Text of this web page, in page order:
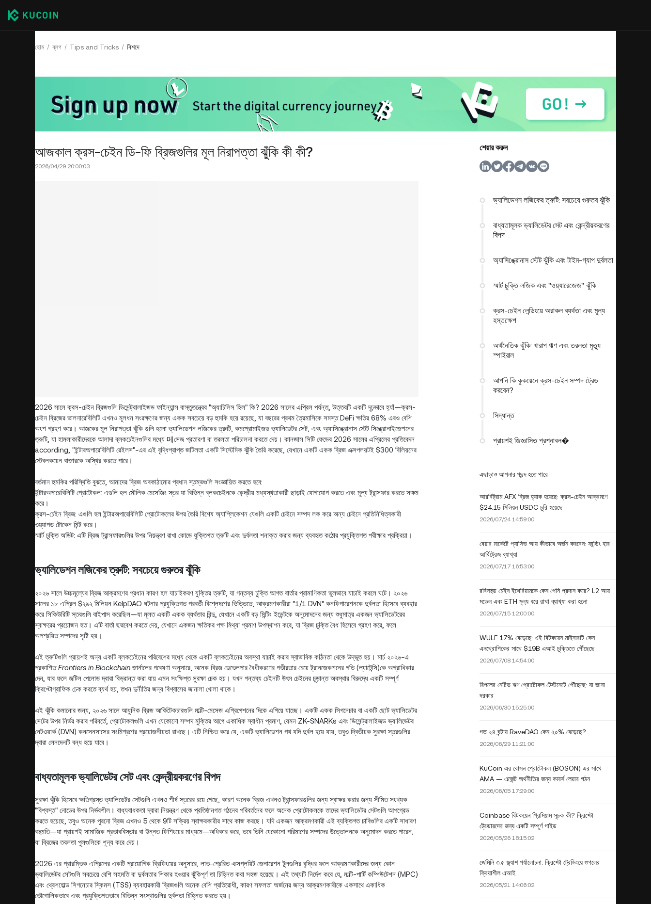
হোম ব্লগ Tips and Tricks বিশদে
আজকাল ক্রস-চেইন ডি-ফি ব্রিজগুলির মূল নিরাপত্তা ঝুঁকি কী কী?
2026/04/29 20:00:03
2026 সালে ক্রস-চেইন ব্রিজগুলি ডিসেন্ট্রালাইজড ফাইন্যান্স বাস্তুতন্ত্রের "অ্যাচিলিস হিল" কি? 2026 সালের এপ্রিল পর্যন্ত, উত্তরটি একটি দৃঢ়ভাবে হ্যাঁ—ক্রস-
চেইন ব্রিজের ভালনারেবিলিটি এখনও মূলধন সংরক্ষণের জন্য একক সবচেয়ে বড় হুমকি হয়ে রয়েছে, যা বছরের প্রথম ত্রৈমাসিকে সমস্ত DeFi ক্ষতির 68% এরও বেশি
অংশ গ্রহণ করে। আজকের মূল নিরাপত্তা ঝুঁকি গুলি হলো ভ্যালিডেশন লজিকের ত্রুটি, কমপ্রোমাইজড ভ্যালিডেটর সেট, এবং অ্যাসিঙ্ক্রোনাস স্টেট সিঙ্ক্রোনাইজেশনের
ত্রুটি, যা হামলাকারীদেরকে আলাদা ব্লকচেইনগুলির মধ্যে 메সেজ প্রতারণা বা তরলতা পরিচালনা করতে দেয়। কানজাস সিটি ফেডের 2026 সালের এপ্রিলের প্রতিবেদন
according, "ইন্টারঅপারেবিলিটি রেইলস"-এর এই বৃদ্ধিপ্রাপ্ত জটিলতা একটি সিস্টেমিক ঝুঁকি তৈরি করেছে, যেখানে একটি একক ব্রিজ এক্সপলয়টই $300 বিলিয়নের
স্টেবলকয়েন বাজারকে অস্থির করতে পারে।
বর্তমান হুমকির পরিস্থিতি বুঝতে, আমাদের ব্রিজ অবকাঠামোর প্রধান স্তম্ভগুলি সংজ্ঞায়িত করতে হবে:
ইন্টারঅপারেবিলিটি প্রোটোকল: এগুলি হল মৌলিক মেসেজিং স্তর যা বিভিন্ন ব্লকচেইনকে কেন্দ্রীয় মধ্যস্থতাকারী ছাড়াই যোগাযোগ করতে এবং মূল্য ট্রান্সফার করতে সক্ষম
করে।
ক্রস-চেইন ব্রিজ: এগুলি হল ইন্টারঅপারেবিলিটি প্রোটোকলের উপর তৈরি বিশেষ অ্যাপ্লিকেশন যেগুলি একটি চেইনে সম্পদ লক করে অন্য চেইনে প্রতিনিধিত্বকারী
ওয়্যাপড টোকেন মিন্ট করে।
স্মার্ট চুক্তি অডিট: এটি ব্রিজ ট্রান্সফারগুলির উপর নিয়ন্ত্রণ রাখা কোডে যুক্তিগত ত্রুটি এবং দুর্বলতা শনাক্ত করার জন্য ব্যবহৃত কঠোর প্রযুক্তিগত পরীক্ষার প্রক্রিয়া।
ভ্যালিডেশন লজিকের ত্রুটি: সবচেয়ে গুরুতর ঝুঁকি
২০২৬ সালে উচ্চমূল্যের ব্রিজ আক্রমণের প্রধান কারণ হল যাচাইকরণ যুক্তির ত্রুটি, যা গন্তব্য চুক্তি আগত বার্তার প্রামাণিকতা ভুলভাবে যাচাই করলে ঘটে। ২০২৬
সালের ১৮ এপ্রিল $২৯২ মিলিয়ন KelpDAO ঘটনার প্রযুক্তিগত পরবর্তী বিশ্লেষণের ভিত্তিতে, আক্রমণকারীরা "1/1 DVN" কনফিগারেশনকে দুর্বলতা হিসেবে ব্যবহার
করে সিকিউরিটি স্তরগুলি বাইপাস করেছিল—যা মূলত একটি একক ব্যর্থতার বিন্দু, যেখানে একটি বড় মিন্টিং ইভেন্টকে অনুমোদনের জন্য শুধুমাত্র একজন ভ্যালিডেটরের
স্বাক্ষরের প্রয়োজন হত। এটি বার্তা ছদ্মবেশ করতে দেয়, যেখানে একজন ক্ষতিকর পক্ষ মিথ্যা প্রমাণ উপস্থাপন করে, যা ব্রিজ চুক্তি বৈধ হিসেবে গ্রহণ করে, ফলে
অপশ্রয়িত সম্পদের সৃষ্টি হয়।
এই ত্রুটিগুলি প্রায়শই অন্য একটি ব্লকচেইনের পরিবেশের মধ্যে থেকে একটি ব্লকচেইনের অবস্থা যাচাই করার স্বাভাবিক কঠিনতা থেকে উদ্ভূত হয়। মার্চ ২০২৬-এ
প্রকাশিতFrontiers in Blockchain জার্নালের গবেষণা অনুসারে, অনেক ব্রিজ ডেভেলপার বৈধীকরণের গভীরতার চেয়ে ট্রানজেকশনের গতি (ল্যাটেন্সি)কে অগ্রাধিকার
দেন, যার ফলে জটিল পেলোড দ্বারা বিভ্রান্ত করা যায় এমন সংক্ষিপ্ত সুরক্ষা চেক হয়। যখন গন্তব্য চেইনটি উৎস চেইনের চূড়ান্ত অবস্থার বিরুদ্ধে একটি সম্পূর্ণ
ক্রিপ্টোগ্রাফিক চেক করতে ব্যর্থ হয়, তখন দুর্নীতির জন্য বিশ্বাসের জানালা খোলা থাকে।
এই ঝুঁকি কমানোর জন্য, ২০২৬ সালে আধুনিক ব্রিজ আর্কিটেকচারগুলি মাল্টি-মেসেজ এগ্রিগেশনের দিকে এগিয়ে যাচ্ছে। একটি একক সিগনেচার বা একটি ছোট ভ্যালিডেটর
সেটের উপর নির্ভর করার পরিবর্তে, প্রোটোকলগুলি এখন যেকোনো সম্পদ মুক্তির আগে একাধিক স্বাধীন প্রমাণ, যেমন ZK-SNARKs এবং ডিসেন্ট্রালাইজড ভ্যালিডেটর
নেটওয়ার্ক (DVN) কনসেনসাসের সংমিশ্রণের প্রয়োজনীয়তা রাখছে। এটি নিশ্চিত করে যে, একটি ভ্যালিডেশন পথ যদি দুর্বল হয়ে যায়, তবুও দ্বিতীয়ক সুরক্ষা স্তরগুলির
দ্বারা লেনদেনটি বন্ধ হয়ে যাবে।
বাধ্যতামূলক ভ্যালিডেটর সেট এবং কেন্দ্রীয়করণের বিপদ
সুরক্ষা ঝুঁকি হিসেবে ক্ষতিগ্রস্ত ভ্যালিডেটর সেটগুলি এখনও শীর্ষ স্তরের রয়ে গেছে, কারণ অনেক ব্রিজ এখনও ট্রান্সফারগুলির জন্য স্বাক্ষর করার জন্য সীমিত সংখ্যক
"বিশ্বস্ত" নোডের উপর নির্ভরশীল। বাধ্যবাধকতা দ্বারা নিয়ন্ত্রণ থেকে প্রতিষ্ঠানগত গঠনের পরিবর্তনের ফলে অনেক প্রোটোকলকে তাদের ভ্যালিডেটর সেটগুলি আপগ্রেড
করতে হয়েছে, তবুও অনেক পুরনো ব্রিজ এখনও 5 থেকে 9টি সক্রিয় স্বাক্ষরকারীর সাথে কাজ করছে। যদি একজন আক্রমণকারী এই ব্যক্তিগত চাবিগুলির একটি সাধারণ
বহুমতি—যা প্রায়শই সামাজিক প্রভাববিস্তার বা উন্নত ফিশিংয়ের মাধ্যমে—অধিকার করে, তবে তিনি যেকোনো পরিমাণের সম্পদের উত্তোলনকে অনুমোদন করতে পারেন,
যা ব্রিজের তরলতা পুলগুলিকে শূন্য করে দেয়।
2026 এর প্রারম্ভিক এপ্রিলের একটি প্রায়োগিক ব্রিফিংয়ের অনুসারে, লাভ-প্রেরিত এক্সপ্লয়িট জেনারেশন টুলগুলির বৃদ্ধির ফলে আক্রমণকারীদের জন্য কোন
ভ্যালিডেটর সেটগুলি সবচেয়ে বেশি সহমতি বা দুর্বলতার শিকার হওয়ার ঝুঁকিপূর্ণ তা চিহ্নিত করা সহজ হয়েছে। এই তথ্যটি নির্দেশ করে যে, মাল্টি-পার্টি কম্পিউটেশন (MPC)
এবং থ্রেশহোল্ড সিগনেচার স্কিমস (TSS) ব্যবহারকারী ব্রিজগুলি অনেক বেশি প্রতিরোধী, কারণ সফলতা অর্জনের জন্য আক্রমণকারীকে একসাথে একাধিক
ভৌগোলিকভাবে এবং প্রযুক্তিগতভাবে বিভিন্ন সংস্থাগুলির দুর্বলতা চিহ্নিত করতে হয়।
শেয়ার করুন
ভ্যালিডেশন লজিকের ত্রুটি: সবচেয়ে গুরুতর ঝুঁকি
বাধ্যতামূলক ভ্যালিডেটর সেট এবং কেন্দ্রীয়করণের
বিপদ
অ্যাসিঙ্ক্রোনাস স্টেট ঝুঁকি এবং টাইম-গ্যাপ দুর্বলতা
স্মার্ট চুক্তি লজিক এবং "ওয়্যারেজেজ" ঝুঁকি
ক্রস-চেইন লেন্ডিংয়ে অরাকল ব্যর্থতা এবং মূল্য
হস্তক্ষেপ
অর্থনৈতিক ঝুঁকি: খারাপ ঋণ এবং তরলতা মৃত্যু
স্পাইরাল
আপনি কি কুকয়েনে ক্রস-চেইন সম্পদ ট্রেড
করবেন?
সিদ্ধান্ত
প্রায়শই জিজ্ঞাসিত প্রশ্নাবল�
এছাড়াও আপনার পছন্দ হতে পারে
আরবিট্রাম AFX ব্রিজ হ্যাক হয়েছে: ক্রস-চেইন আক্রমণে
$24.15 মিলিয়ন USDC চুরি হয়েছে
2026/07/24 14:59:00
বেয়ার মার্কেটে প্যাসিভ আয় কীভাবে অর্জন করবেন: ফান্ডিং হার
আর্বিট্রেজ ব্যাখ্যা
2026/07/17 16:53:00
রবিনহুড চেইন ইথেরিয়ামকে কেন পেনি প্রদান করে? L2 আয়
মডেল এবং ETH মূল্য ধরে রাখা ব্যাখ্যা করা হলো
2026/07/15 12:00:00
WULF 17% বেড়েছে: এই বিটকয়েন মাইনারটি কেন
এনথ্রোপিকের সাথে $19B এআই চুক্তিতে পৌঁছেছে
2026/07/08 14:54:00
রিপলের নেটিভ ঋণ প্রোটোকল টেস্টনেটে পৌঁছেছে: যা জানা
দরকার
2026/06/30 15:25:00
গত ২৪ ঘন্টায় RaveDAO কেন ২০% বেড়েছে?
2026/06/29 11:21:00
KuCoin এর বোসন প্রোটোকল (BOSON) এর সাথে
AMA — এজেন্ট অর্থনীতির জন্য কমার্স লেয়ার গঠন
2026/06/05 17:29:00
Coinbase বিটকয়েন প্রিমিয়াম সূচক কী? ক্রিপ্টো
ট্রেডারদের জন্য একটি সম্পূর্ণ গাইড
2026/05/26 18:15:02
জেমিনি ৩.৫ ফ্ল্যাশ পর্যালোচনা: ক্রিপ্টো ট্রেডিংয়ে গুগলের
ক্রিয়াশীল এআই
2026/05/21 14:06:02